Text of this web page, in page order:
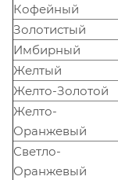
Кофейный
Золотистый
Имбирный
Желтый
Желто-Золотой
Желто-
Оранжевый
Светло-
Оранжевый